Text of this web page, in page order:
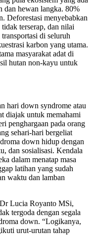
dan hewan langka. 80%
Deforestasi menyebabkan
terserap, dan nilai
di seluruh
karbon yang utama.
masyarakat adat di
hutan non-kayu untuk
hari down syndrome atau
diajak untuk memahami
penghargaan pada orang
sehari-hari bergeliat
down hidup dengan
dan sosialisasi. Kendala
dalam menatap masa
latihan yang sudah
waktu dan lamban
Lucia Royanto MSi,
tergoda dengan segala
down. “Logikanya,
urut-urutan tahap